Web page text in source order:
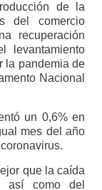
de la
del comercio
recuperación
levantamiento
la pandemia de
Nacional
un 0,6% en
mes del año
que la caída
así como del